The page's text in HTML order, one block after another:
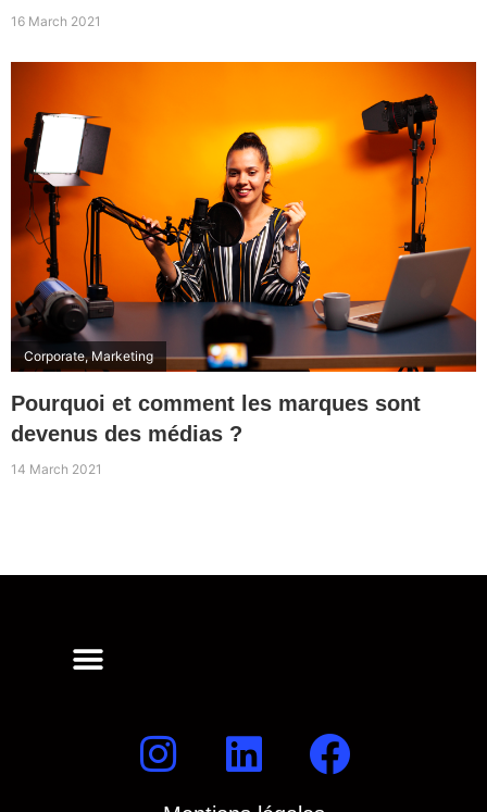
16 March 2021
Corporate,Marketing
Pourquoi et comment les marques sont
devenus des médias ?
14 March 2021